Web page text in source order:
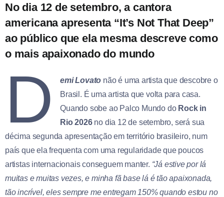
No dia 12 de setembro, a cantora
americana apresenta “It’s Not That Deep”
ao público que ela mesma descreve como
o mais apaixonado do mundo
D emi Lovato não é uma artista que descobre o
Brasil. É uma artista que volta para casa.
Quando sobe ao Palco Mundo do Rock in
Rio 2026no dia 12 de setembro, será sua
décima segunda apresentação em território brasileiro, num
país que ela frequenta com uma regularidade que poucos
artistas internacionais conseguem manter. “Já estive por lá
muitas e muitas vezes, e minha fã base lá é tão apaixonada,
tão incrível, eles sempre me entregam 150% quando estou no